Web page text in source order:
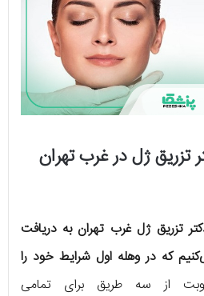
تزریق ژل در غرب تهران
تزریق ژل غرب تهران به دریافت
که در وهله اول شرایط خود را
از سه طریق برای تمامی